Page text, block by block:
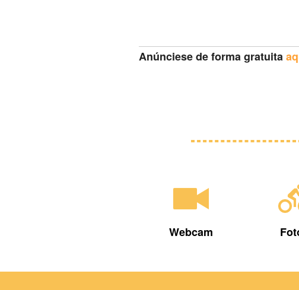
Anúnciese de forma gratuita
Webcam